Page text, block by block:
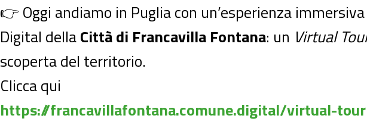
👉 Oggi andiamo in Puglia con un’esperienza
Digital dellaCittà di Francavilla Fontana: un Virtual
scoperta del territorio.
Clicca qui
https://francavillafontana.comune.digital/virtual-tour